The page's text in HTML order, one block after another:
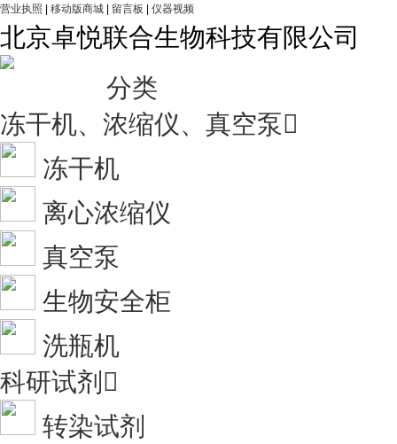
营业执照 移动版商城 留言板 仪器视频
北京卓悦联合生物科技有限公司
分类
冻干机、浓缩仪、真空泵
冻干机
离心浓缩仪
真空泵
生物安全柜
洗瓶机
科研试剂 
转染试剂